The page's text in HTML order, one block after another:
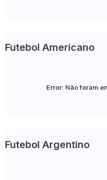
Futebol Americano
Error: Não foram
Futebol Argentino